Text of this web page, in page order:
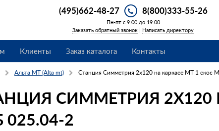
(495)662-48-27 8(800)333-55-26
Пн-пт с 9.00 до 19.00
Заказать обратный звонок | Написать директору
Клиенты Заказ каталога Контакты
Альта МТ (Alta mt) Станция Симметрия 2х120 на каркасе МТ 1 скос
СИММЕТРИЯ
025.04-2